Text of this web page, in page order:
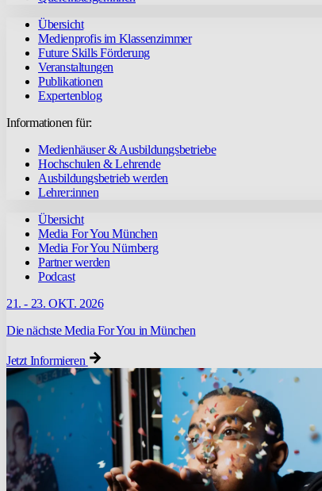
Übersicht
Medienprofis im Klassenzimmer
Future Skills Förderung
Veranstaltungen
Publikationen
Expertenblog
Informationen für:
Medienhäuser & Ausbildungsbetriebe
Hochschulen & Lehrende
Ausbildungsbetrieb werden
Lehrer:innen
Übersicht
Media For You München
Media For You Nürnberg
Partner werden
Podcast
21. - 23. OKT. 2026
Die nächste Media For You in München
Jetzt Informieren